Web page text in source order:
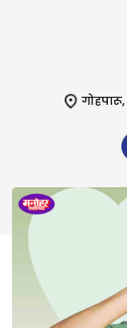
गोहपारू,